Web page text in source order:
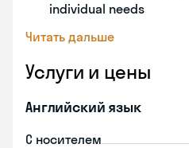
individual needs
Читать дальше
Услуги и цены
Английский язык
С носителем